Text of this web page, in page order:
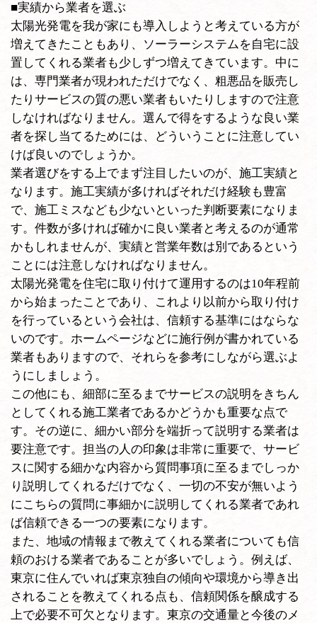
■実績から業者を選ぶ
太陽光発電を我が家にも導入しようと考えている方が
増えてきたこともあり、ソーラーシステムを自宅に設
置してくれる業者も少しずつ増えてきています。中に
は、専門業者が現われただけでなく、粗悪品を販売し
たりサービスの質の悪い業者もいたりしますので注意
しなければなりません。選んで得をするような良い業
者を探し当てるためには、どういうことに注意してい
けば良いのでしょうか。
業者選びをする上でまず注目したいのが、施工実績と
なります。施工実績が多ければそれだけ経験も豊富
で、施工ミスなども少ないといった判断要素になりま
す。件数が多ければ確かに良い業者と考えるのが通常
かもしれませんが、実績と営業年数は別であるという
ことには注意しなければなりません。
太陽光発電を住宅に取り付けて運用するのは10年程前
から始まったことであり、これより以前から取り付け
を行っているという会社は、信頼する基準にはならな
いのです。ホームページなどに施行例が書かれている
業者もありますので、それらを参考にしながら選ぶよ
うにしましょう。
この他にも、細部に至るまでサービスの説明をきちん
としてくれる施工業者であるかどうかも重要な点で
す。その逆に、細かい部分を端折って説明する業者は
要注意です。担当の人の印象は非常に重要で、サービ
スに関する細かな内容から質問事項に至るまでしっか
り説明してくれるだけでなく、一切の不安が無いよう
にこちらの質問に事細かに説明してくれる業者であれ
ば信頼できる一つの要素になります。
また、地域の情報まで教えてくれる業者についても信
頼のおける業者であることが多いでしょう。例えば、
東京に住んでいれば東京独自の傾向や環境から導き出
されることを教えてくれる点も、信頼関係を醸成する
上で必要不可欠となります。東京の交通量と今後のメ